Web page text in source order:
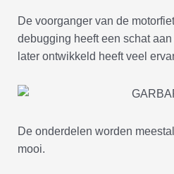
De voorganger van de
debugging heeft een schat
later ontwikkeld heeft veel
De onderdelen worden
mooi.